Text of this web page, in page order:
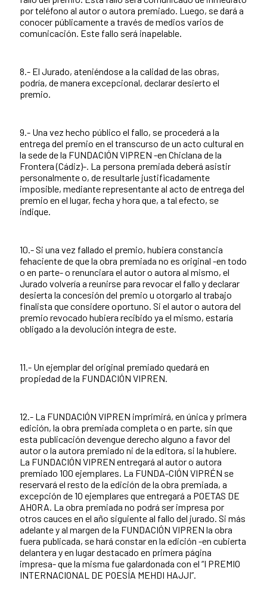
por teléfono al autor o autora premiado. Luego, se dará a
conocer públicamente a través de medios varios de
comunicación. Este fallo será inapelable.
8.- El Jurado, ateniéndose a la calidad de las obras,
podría, de manera excepcional, declarar desierto el
premio.
9.- Una vez hecho público el fallo, se procederá a la
entrega del premio en el transcurso de un acto cultural en
la sede de la FUNDACIÓN VIPREN -en Chiclana de la
Frontera (Cádiz)-. La persona premiada deberá asistir
personalmente o, de resultarle justificadamente
imposible, mediante representante al acto de entrega del
premio en el lugar, fecha y hora que, a tal efecto, se
indique.
10.- Si una vez fallado el premio, hubiera constancia
fehaciente de que la obra premiada no es original -en todo
o en parte- o renunciara el autor o autora al mismo, el
Jurado volvería a reunirse para revocar el fallo y declarar
desierta la concesión del premio u otorgarlo al trabajo
finalista que considere oportuno. Si el autor o autora del
premio revocado hubiera recibido ya el mismo, estaría
obligado a la devolución íntegra de este.
11.- Un ejemplar del original premiado quedará en
propiedad de la FUNDACIÓN VIPREN.
12.- La FUNDACIÓN VIPREN imprimirá, en única y primera
edición, la obra premiada completa o en parte, sin que
esta publicación devengue derecho alguno a favor del
autor o la autora premiado ni de la editora, si la hubiere.
La FUNDACIÓN VIPREN entregará al autor o autora
premiado 100 ejemplares. La FUNDA-CIÓN VIPRÉN se
reservará el resto de la edición de la obra premiada, a
excepción de 10 ejemplares que entregará a POETAS DE
AHORA. La obra premiada no podrá ser impresa por
otros cauces en el año siguiente al fallo del jurado. Si más
adelante y al margen de la FUNDACIÓN VIPREN la obra
fuera publicada, se hará constar en la edición -en cubierta
delantera y en lugar destacado en primera página
impresa- que la misma fue galardonada con el “I PREMIO
INTERNACIONAL DE POESÍA MEHDI HAJJI”.